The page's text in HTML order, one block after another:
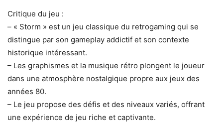
Critique du jeu :
– « Storm » est un jeu classique du retrogaming qui se
distingue par son gameplay addictif et son contexte
historique intéressant.
– Les graphismes et la musique rétro plongent le joueur
dans une atmosphère nostalgique propre aux jeux des
années 80.
– Le jeu propose des défis et des niveaux variés, offrant
une expérience de jeu riche et captivante.